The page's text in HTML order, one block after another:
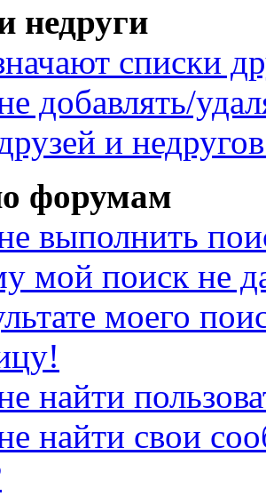
недруги
списки
добавлять/
и
форумам
выполнить
мой поиск не
моего
найти
найти свои